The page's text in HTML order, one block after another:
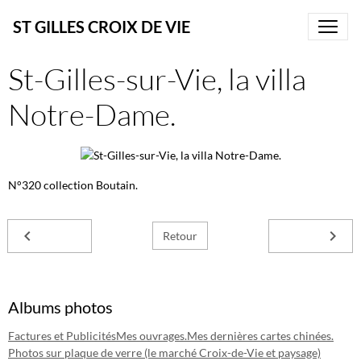
ST GILLES CROIX DE VIE
St-Gilles-sur-Vie, la villa
Notre-Dame.
N°320 collection Boutain.
Retour
Albums photos
Factures et PublicitésMes ouvrages.Mes dernières cartes chinées.
Photos sur plaque de verre (le marché Croix-de-Vie et paysage)